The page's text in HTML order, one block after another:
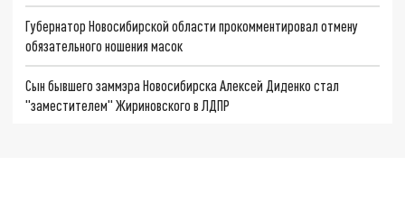
Губернатор Новосибирской области прокомментировал отмену
обязательного ношения масок
Сын бывшего заммэра Новосибирска Алексей Диденко стал
"заместителем" Жириновского в ЛДПР